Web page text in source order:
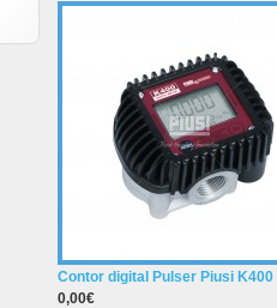
Contor digital Pulser Piusi K400
0,00€